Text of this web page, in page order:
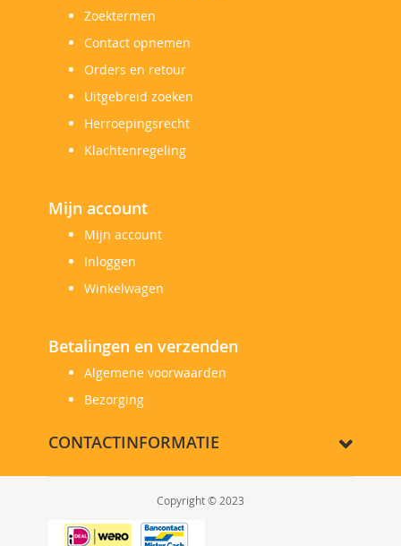
Zoektermen
Contact opnemen
Orders en retour
Uitgebreid zoeken
Herroepingsrecht
Klachtenregeling
Mijn account
Mijn account
Inloggen
Winkelwagen
Betalingen en verzenden
Algemene voorwaarden
Bezorging
CONTACTINFORMATIE
Copyright © 2023